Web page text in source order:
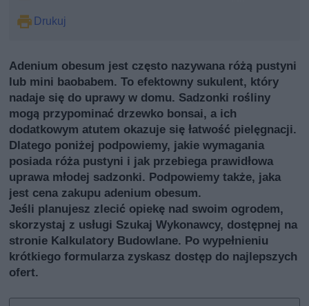
Drukuj
Adenium obesum jest często nazywana różą pustyni
lub mini baobabem. To efektowny sukulent, który
nadaje się do uprawy w domu. Sadzonki rośliny
mogą przypominać drzewko bonsai, a ich
dodatkowym atutem okazuje się łatwość pielęgnacji.
Dlatego poniżej podpowiemy, jakie wymagania
posiada róża pustyni i jak przebiega prawidłowa
uprawa młodej sadzonki. Podpowiemy także, jaka
jest cena zakupu adenium obesum.
Jeśli planujesz zlecić opiekę nad swoim ogrodem,
skorzystaj z usługi Szukaj Wykonawcy, dostępnej na
stronie Kalkulatory Budowlane. Po wypełnieniu
krótkiego formularza zyskasz dostęp do najlepszych
ofert.